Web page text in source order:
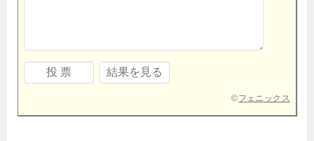
©フェニックス